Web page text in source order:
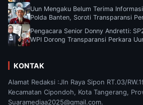
Uun Mengaku Belum Terima
Polda Banten, Soroti Transparansi
Pengacara Senior Donny Andretti:
WPI Dorong Transparansi Perkara
KONTAK
Alamat Redaksi :Jln Raya Sipon RT.03/
Kecamatan Cipondoh, Kota Tangerang,
Suaramediaa2025@gmail.com.